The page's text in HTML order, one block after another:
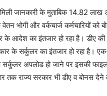
मिली जानकारी के मुताबिक 14.82 लाख
वेतन भोगी और वर्कचार्ज कर्मचारियों को
के आदेश का इंतजार हो रहा है। डीए की
के सर्कुलर का इंतजार हो रहा है।
सर्कुलर अपलोड हो जाने पर इसकी
तक राज्य सरकार भी डीए व बोनस देने